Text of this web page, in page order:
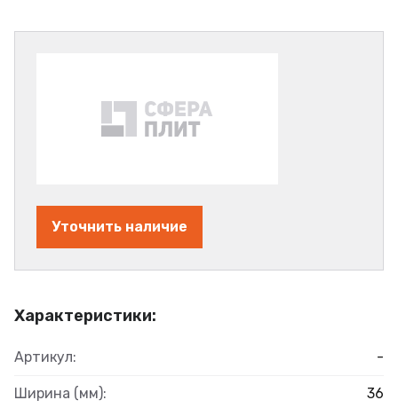
Характеристики:
Артикул: -
Ширина (мм): 36
Уточнить наличие